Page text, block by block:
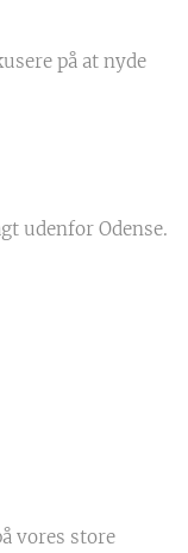
på at nyde
udenfor Odense.
vores store